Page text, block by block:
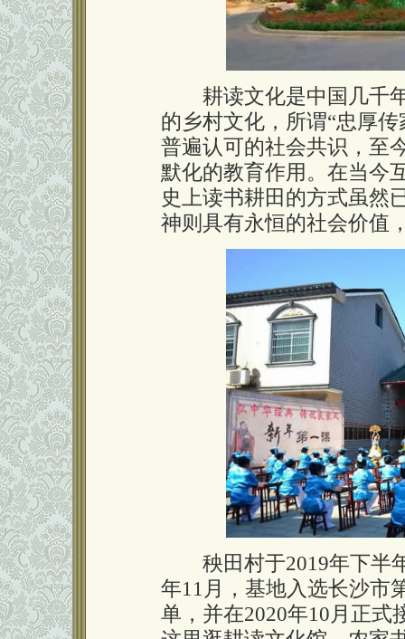
耕读文化是中国几千年
的乡村文化，所谓“忠厚
普遍认可的社会共识，至
默化的教育作用。在当今
史上读书耕田的方式虽然
神则具有永恒的社会价值
秧田村于2019年下半
年11月，基地入选长沙市
单，并在2020年10月正式